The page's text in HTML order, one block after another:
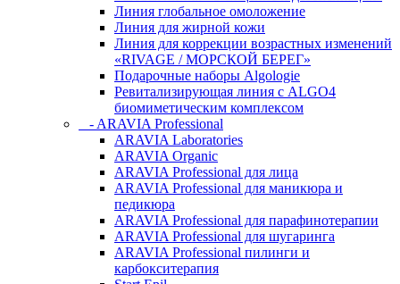
Линия глобальное омоложение
Линия для жирной кожи
Линия для коррекции возрастных изменений
«RIVAGE / МОРСКОЙ БЕРЕГ»
Подарочные наборы Algologie
Ревитализирующая линия с ALGO4
биомиметическим комплексом
- ARAVIA Professional
ARAVIA Laboratories
ARAVIA Organic
ARAVIA Professional для лица
ARAVIA Professional для маникюра и
педикюра
ARAVIA Professional для парафинотерапии
ARAVIA Professional для шугаринга
ARAVIA Professional пилинги и
карбокситерапия